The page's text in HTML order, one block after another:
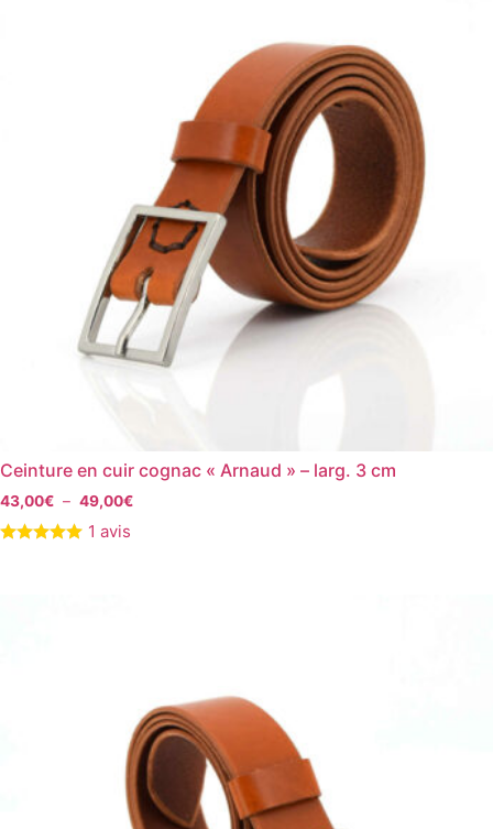
Ceinture en cuir cognac « Arnaud » – larg. 3 cm
43,00€ – 49,00€
1 avis